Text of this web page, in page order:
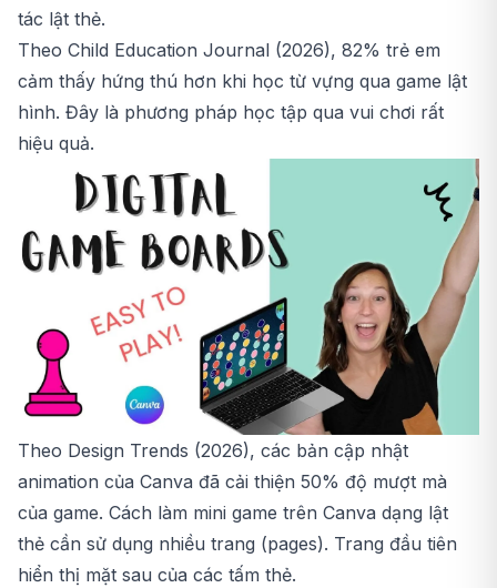
tác lật thẻ.
Theo Child Education Journal (2026), 82% trẻ em
cảm thấy hứng thú hơn khi học từ vựng qua game lật
hình. Đây là phương pháp học tập qua vui chơi rất
hiệu quả.
Theo Design Trends (2026), các bản cập nhật
animation của Canva đã cải thiện 50% độ mượt mà
của game. Cách làm mini game trên Canva dạng lật
thẻ cần sử dụng nhiều trang (pages). Trang đầu tiên
hiển thị mặt sau của các tấm thẻ.